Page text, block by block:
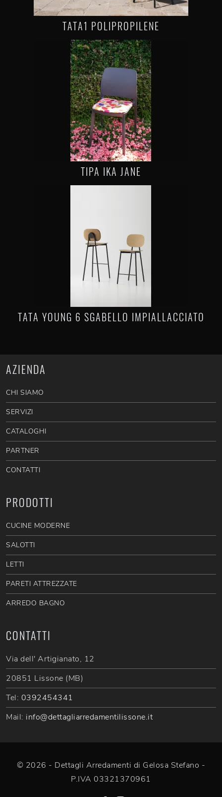
TATA1 POLIPROPILENE
TIPA IKA JANE
TATA YOUNG 6 SGABELLO IMPIALLACCIATO
AZIENDA
CHI SIAMO
SERVIZI
CATALOGHI
PARTNER
CONTATTI
PRODOTTI
CUCINE MODERNE
SALOTTI
LETTI
PARETI ATTREZZATE
ARREDO BAGNO
CONTATTI
Via dell' Artigianato, 12
20851 Lissone (MB)
Tel: 0392454341
Mail: info@dettagliarredamentilissone.it
© 2026 - Dettagli Arredamenti di Gelosa Stefano -
P.IVA 03321370961